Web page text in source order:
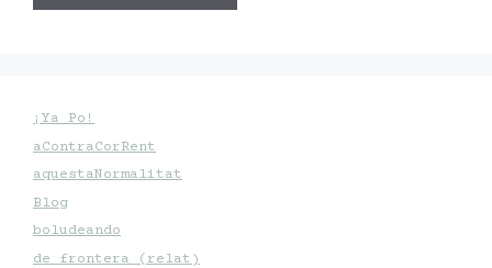
¡Ya Po!
aContraCorRent
aquestaNormalitat
Blog
boludeando
de frontera (relat)